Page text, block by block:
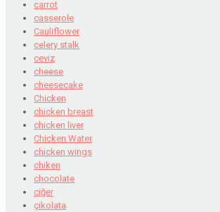
carrot
casserole
Cauliflower
celery stalk
ceviz
cheese
cheesecake
Chicken
chicken breast
chicken liver
Chicken Water
chicken wings
chiken
chocolate
ciğer
çikolata